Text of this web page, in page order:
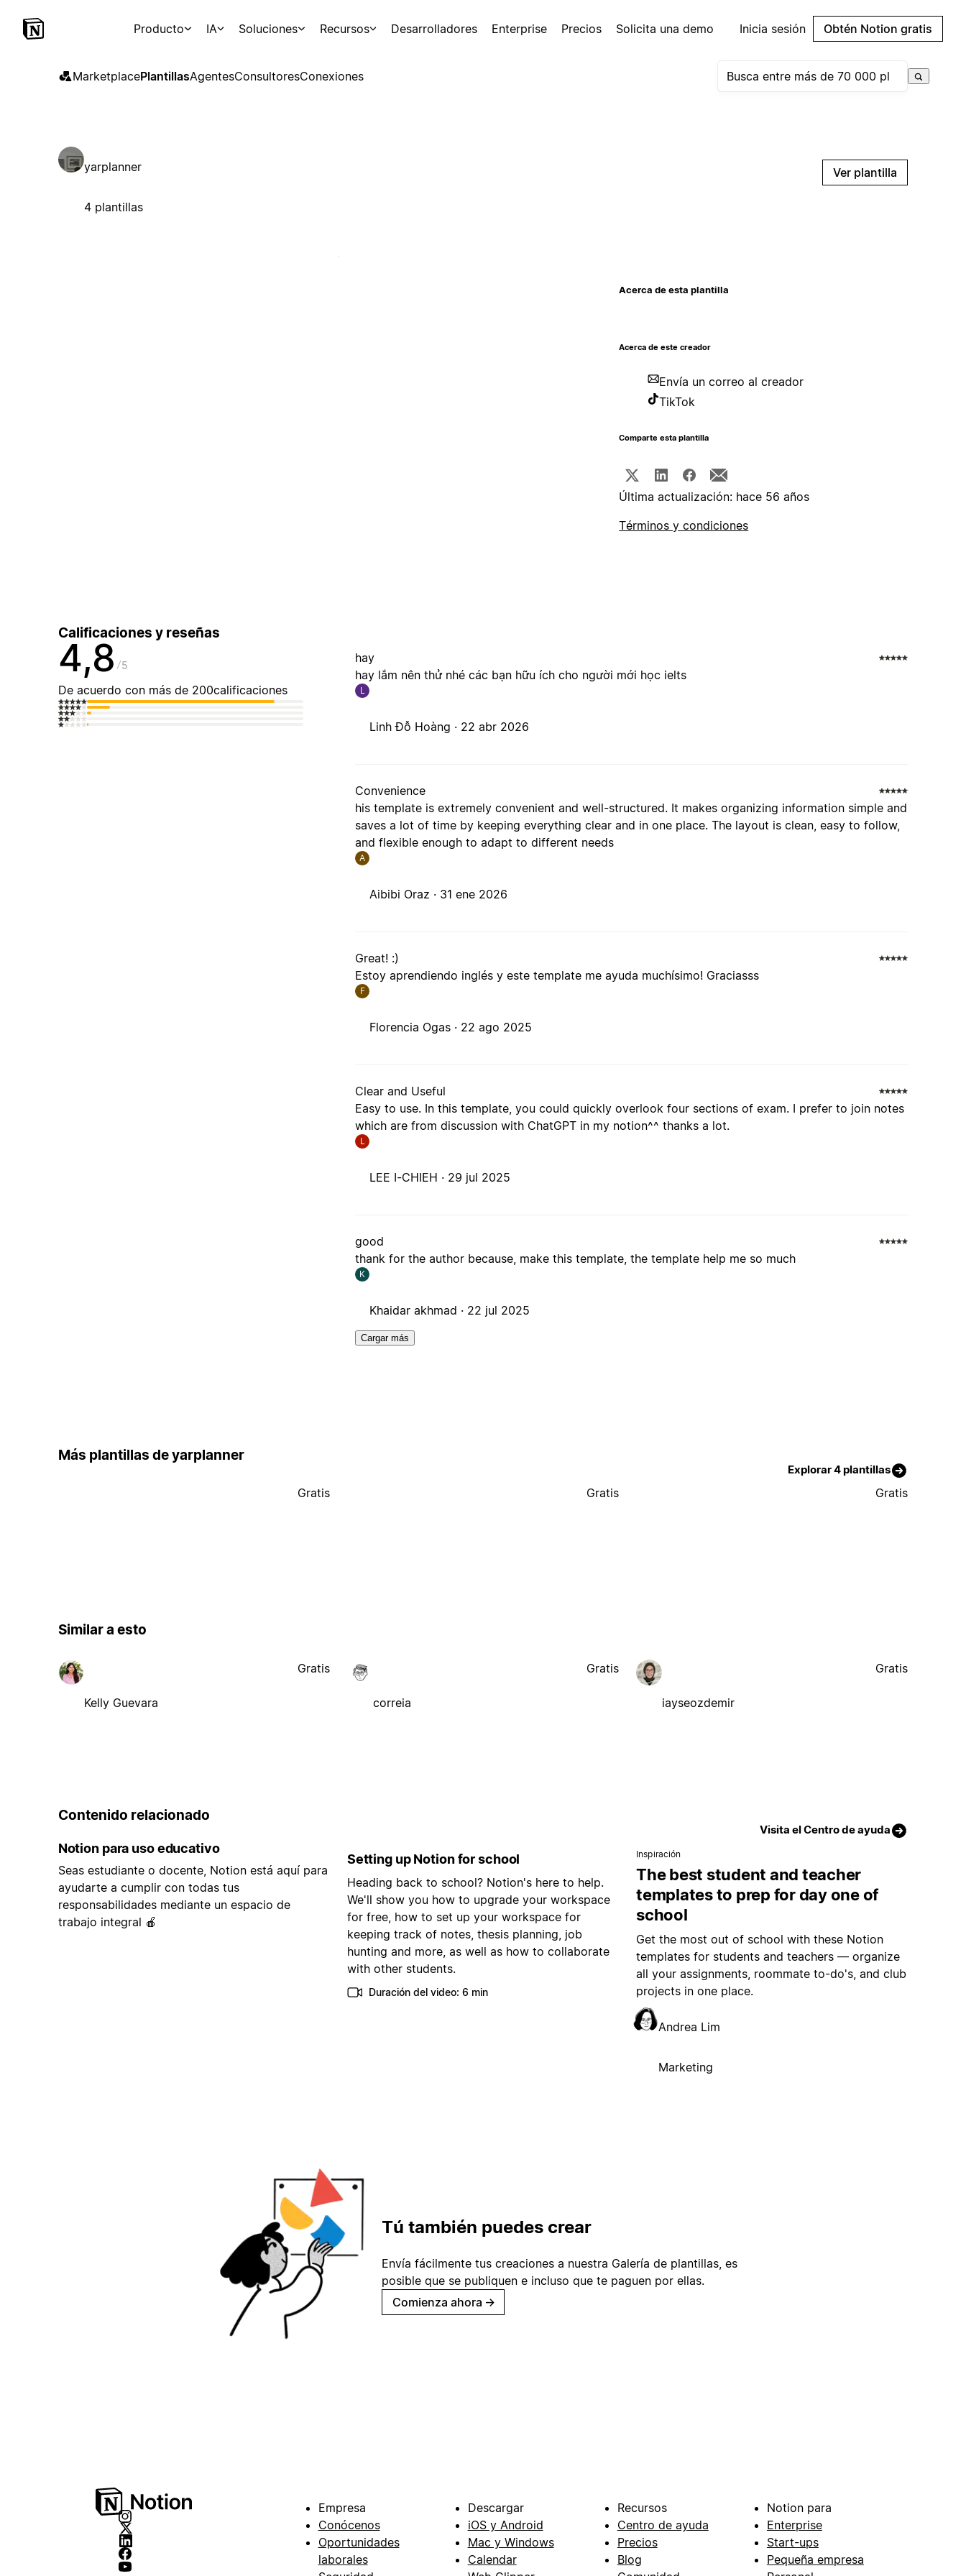
Producto IA Soluciones Recursos Desarrolladores Enterprise Precios Solicita una demo Inicia sesión Obtén Notion gratis
MarketplacePlantillasAgentesConsultoresConexiones
yarplanner
4 plantillas
Ver plantilla
Acerca de esta plantilla
Acerca de este creador
Envía un correo al creador
TikTok
Comparte esta plantilla
Última actualización: hace 56 años
Términos y condiciones
Calificaciones y reseñas
4,8 5
De acuerdo con más de 200calificaciones
hay
hay lắm nên thử nhé các bạn hữu ích cho người mới học ielts
L
Linh Đỗ Hoàng · 22 abr 2026
Convenience
his template is extremely convenient and well-structured. It makes organizing information simple and
saves a lot of time by keeping everything clear and in one place. The layout is clean, easy to follow,
and flexible enough to adapt to different needs
A
Aibibi Oraz · 31 ene 2026
Great! :)
Estoy aprendiendo inglés y este template me ayuda muchísimo! Graciasss
F
Florencia Ogas · 22 ago 2025
Clear and Useful
Easy to use. In this template, you could quickly overlook four sections of exam. I prefer to join notes
which are from discussion with ChatGPT in my notion^^ thanks a lot.
L
LEE I-CHIEH · 29 jul 2025
good
thank for the author because, make this template, the template help me so much
K
Khaidar akhmad · 22 jul 2025
Cargar más
Más plantillas de yarplanner
Explorar 4 plantillas
Gratis Gratis Gratis
Similar a esto
Kelly Guevara
Gratis
correia
Gratis
iayseozdemir
Gratis
Contenido relacionado
Visita el Centro de ayuda
Notion para uso educativo
Seas estudiante o docente, Notion está aquí para
ayudarte a cumplir con todas tus
responsabilidades mediante un espacio de
trabajo integral 🍎
Setting up Notion for school
Heading back to school? Notion's here to help.
We'll show you how to upgrade your workspace
for free, how to set up your workspace for
keeping track of notes, thesis planning, job
hunting and more, as well as how to collaborate
with other students.
Duración del video: 6 min
Inspiración
The best student and teacher
templates to prep for day one of
school
Get the most out of school with these Notion
templates for students and teachers — organize
all your assignments, roommate to-do's, and club
projects in one place.
Andrea Lim
Marketing
Tú también puedes crear
Envía fácilmente tus creaciones a nuestra Galería de plantillas, es
posible que se publiquen e incluso que te paguen por ellas.
Comienza ahora →
Empresa
Conócenos
Oportunidades
laborales
Descargar
iOS y Android
Mac y Windows
Calendar
Recursos
Centro de ayuda
Precios
Blog
Notion para
Enterprise
Start-ups
Pequeña empresa